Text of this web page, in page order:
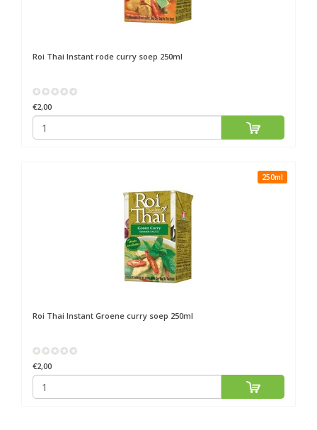
Roi Thai Instant rode curry soep 250ml
€2,00
250ml
Roi Thai Instant Groene curry soep 250ml
€2,00